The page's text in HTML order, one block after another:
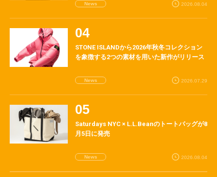
News 2026.08.04
STONE ISLANDから2026年秋冬コレクション
を象徴する2つの素材を用いた新作がリリース
News 2026.07.29
Saturdays NYC × L.L.Beanのトートバッグが8
月5日に発売
News 2026.08.04